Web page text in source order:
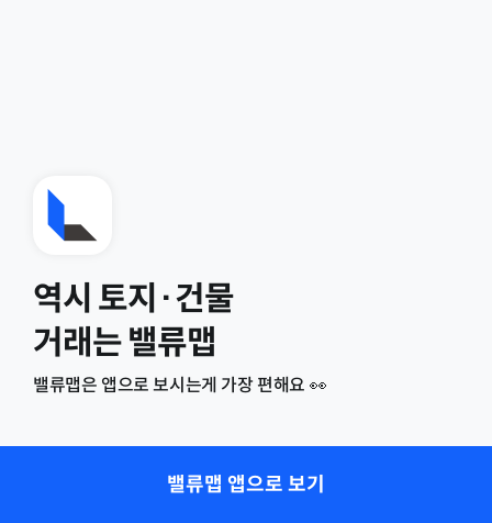
역시 토지·건물
거래는 밸류맵
밸류맵은 앱으로 보시는게 가장 편해요 👀
밸류맵 앱으로 보기